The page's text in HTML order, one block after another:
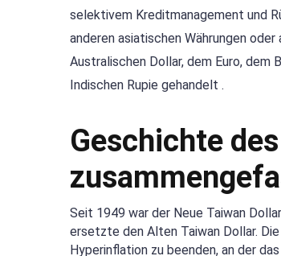
selektivem Kreditmanagement und
anderen asiatischen Währungen
Australischen Dollar, dem Euro, dem
Indischen Rupie gehandelt .
Geschichte
Seit 1949 war der Neue Taiwan
ersetzte den Alten Taiwan Dollar.
Hyperinflation zu beenden, an der